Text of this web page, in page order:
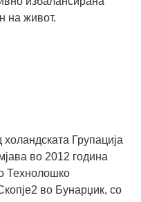
на живот.
холандската Групација
во 2012 година
Технолошко
во Бунарџик, со